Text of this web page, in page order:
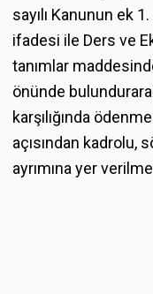
sayılı Kanunun ek
ifadesi ile Ders ve
tanımlar
önünde
karşılığında
açısından
ayrımına yer